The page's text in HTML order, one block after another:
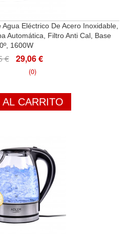
Eléctrico De Acero Inoxidable,
Automática, Filtro Anti Cal, Base
1600W
€ 29,06 €
(0)
CARRITO